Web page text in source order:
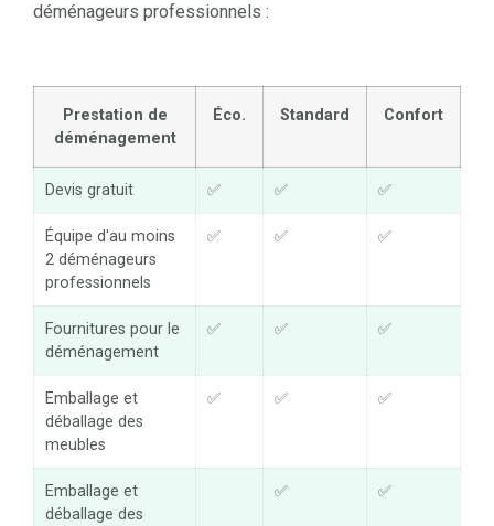
déménageurs professionnels :
Prestation de
déménagement
Éco. Standard Confort
Devis gratuit ✅ ✅ ✅
Équipe d'au moins
2 déménageurs
professionnels
✅ ✅ ✅
Fournitures pour le
déménagement
✅ ✅ ✅
Emballage et
déballage des
meubles
✅ ✅ ✅
Emballage et
déballage des
✅ ✅